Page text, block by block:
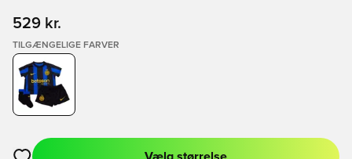
529 kr.
TILGÆNGELIGE FARVER